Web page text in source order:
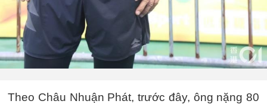
Theo Châu Nhuận Phát, trước đây, ông nặng 80